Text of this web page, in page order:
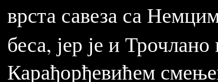
врста савеза са
беса, јер је и
Карађорђевићем